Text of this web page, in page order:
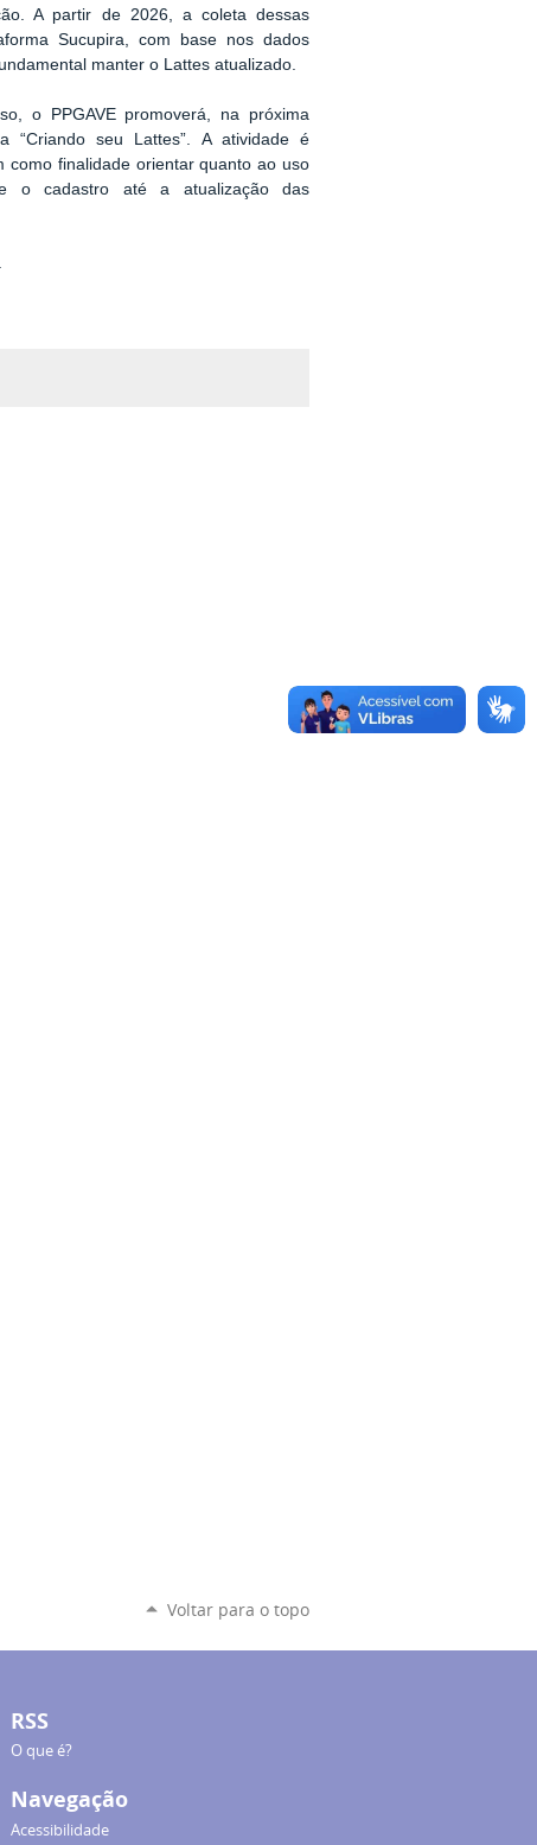
A partir de 2026, a coleta dessas
Sucupira, com base nos dados
manter o Lattes atualizado.
o PPGAVE promoverá, na próxima
“Criando seu Lattes”. A atividade é
como finalidade orientar quanto ao uso
o cadastro até a atualização das
Voltar para o topo
RSS
O que é?
Navegação
Acessibilidade